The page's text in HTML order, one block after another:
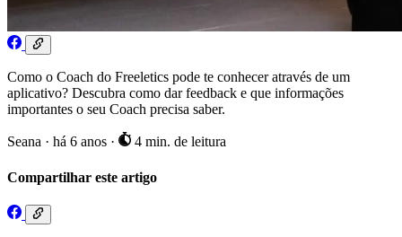
Como o Coach do Freeletics pode te conhecer através de um
aplicativo? Descubra como dar feedback e que informações
importantes o seu Coach precisa saber.
Seana · há 6 anos · 4 min. de leitura
Compartilhar este artigo